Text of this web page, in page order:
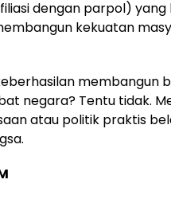
dengan parpol)
kekuatan
membangun
negara? Tentu tidak.
atau politik praktis